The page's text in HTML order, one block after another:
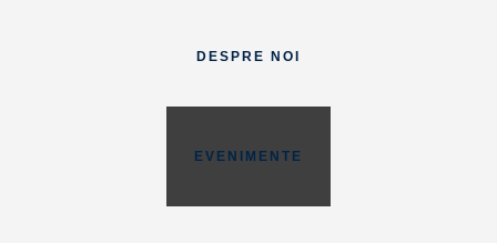
DESPRE NOI
EVENIMENTE